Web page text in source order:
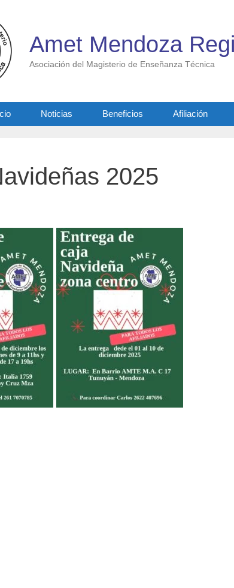
Amet Mendoza
Asociación del Magisterio de Enseñanza Técnica
Noticias Beneficios Afiliación
2025